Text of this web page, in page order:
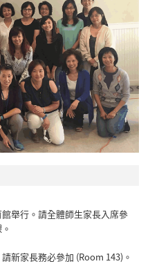
舉行。請全體師生家長入席參
請新家長務必參加 (Room 143)。